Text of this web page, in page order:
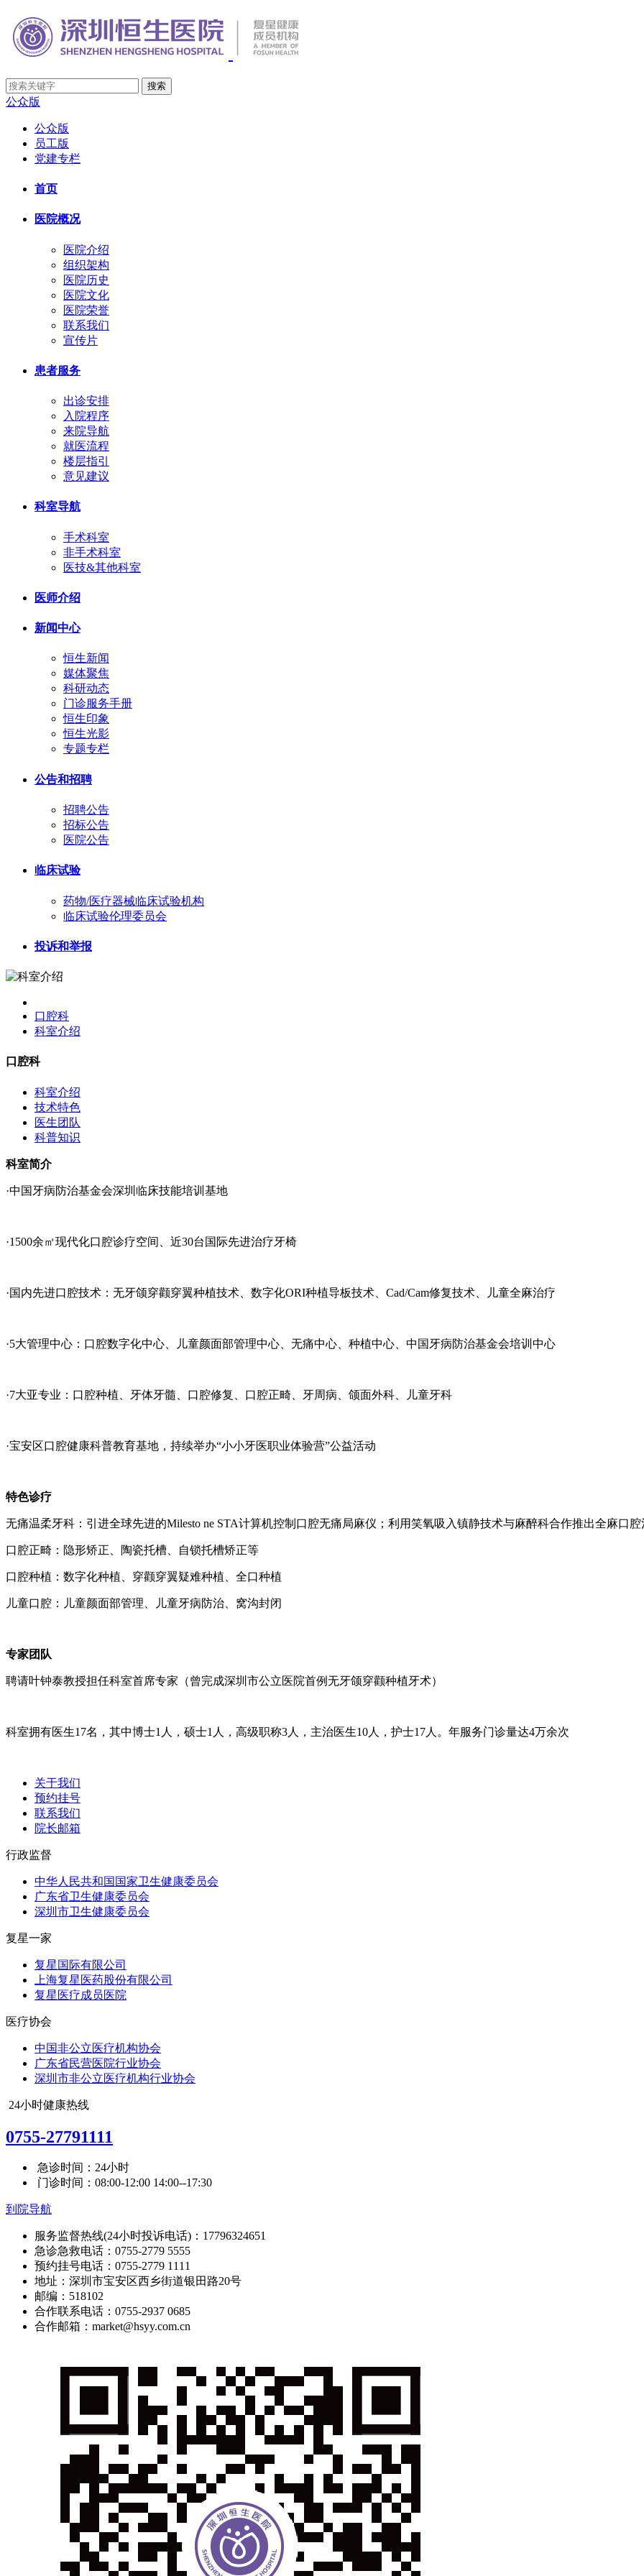
公众版
公众版
员工版
党建专栏
首页
医院概况
医院介绍
组织架构
医院历史
医院文化
医院荣誉
联系我们
宣传片
患者服务
出诊安排
入院程序
来院导航
就医流程
楼层指引
意见建议
科室导航
手术科室
非手术科室
医技&其他科室
医师介绍
新闻中心
恒生新闻
媒体聚焦
科研动态
门诊服务手册
恒生印象
恒生光影
专题专栏
公告和招聘
招聘公告
招标公告
医院公告
临床试验
药物/医疗器械临床试验机构
临床试验伦理委员会
投诉和举报
口腔科
科室介绍
口腔科
科室介绍
技术特色
医生团队
科普知识
科室简介
·中国牙病防治基金会深圳临床技能培训基地
·1500余㎡现代化口腔诊疗空间、近30台国际先进治疗牙椅
·国内先进口腔技术：无牙颌穿颧穿翼种植技术、数字化ORI种植导板技术、Cad/Cam修复技术、儿童全麻治疗
·5大管理中心：口腔数字化中心、儿童颜面部管理中心、无痛中心、种植中心、中国牙病防治基金会培训中心
·7大亚专业：口腔种植、牙体牙髓、口腔修复、口腔正畸、牙周病、颌面外科、儿童牙科
·宝安区口腔健康科普教育基地，持续举办“小小牙医职业体验营”公益活动
特色诊疗
无痛温柔牙科：引进全球先进的Milesto ne STA计算机控制口腔无痛局麻仪；利用笑氧吸入镇静技术与麻醉科合作推出全麻口
口腔正畸：隐形矫正、陶瓷托槽、自锁托槽矫正等
口腔种植：数字化种植、穿颧穿翼疑难种植、全口种植
儿童口腔：儿童颜面部管理、儿童牙病防治、窝沟封闭
专家团队
聘请叶钟泰教授担任科室首席专家（曾完成深圳市公立医院首例无牙颌穿颧种植牙术）
科室拥有医生17名，其中博士1人，硕士1人，高级职称3人，主治医生10人，护士17人。年服务门诊量达4万余次
关于我们
预约挂号
联系我们
院长邮箱
行政监督
中华人民共和国国家卫生健康委员会
广东省卫生健康委员会
深圳市卫生健康委员会
复星一家
复星国际有限公司
上海复星医药股份有限公司
复星医疗成员医院
医疗协会
中国非公立医疗机构协会
广东省民营医院行业协会
深圳市非公立医疗机构行业协会
24小时健康热线
0755-27791111
急诊时间：24小时
门诊时间：08:00-12:00 14:00--17:30
到院导航
服务监督热线(24小时投诉电话)：17796324651
急诊急救电话：0755-2779 5555
预约挂号电话：0755-2779 1111
地址：深圳市宝安区西乡街道银田路20号
邮编：518102
合作联系电话：0755-2937 0685
合作邮箱：market@hsyy.com.cn